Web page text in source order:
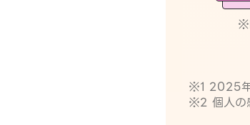
※1 2025年
※2 個人の